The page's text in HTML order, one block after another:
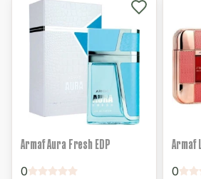
Armaf Aura Fresh EDP
0
Armaf
0